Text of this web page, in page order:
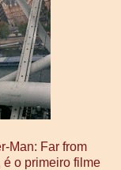
Man: Far from
é o primeiro filme